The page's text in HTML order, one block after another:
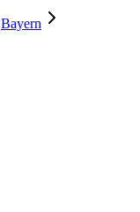
Bayern